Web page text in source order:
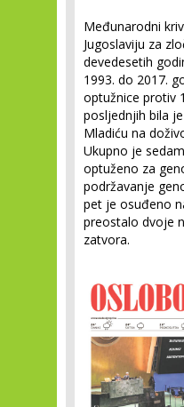
Međunarodni
Jugoslaviju za
devedesetih
1993. do 2017.
optužnice protiv
posljednjih bila
Mladiću na
Ukupno je
optuženo za
podržavanje
pet je osuđeno
preostalo dvoje
zatvora.